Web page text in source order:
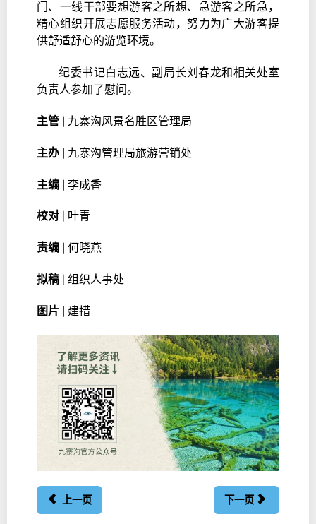
门、一线干部要想游客之所想、急游客之所急，
精心组织开展志愿服务活动，努力为广大游客提
供舒适舒心的游览环境。
纪委书记白志远、副局长刘春龙和相关处室
负责人参加了慰问。
主管 | 九寨沟风景名胜区管理局
主办 | 九寨沟管理局旅游营销处
主编 | 李成香
校对 | 叶青
责编 | 何晓燕
拟稿 | 组织人事处
图片 | 建措
上一页 下一页